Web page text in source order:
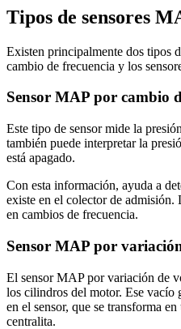
Tipos de sensores
Existen principalmente dos tipos
cambio de frecuencia y los
Sensor MAP por cambio
Este tipo de sensor mide la
también puede interpretar la
está apagado.
Con esta información, ayuda a
existe en el colector de admisión.
en cambios de frecuencia.
Sensor MAP por
El sensor MAP por variación de
los cilindros del motor. Ese vacío
en el sensor, que se transforma
centralita.